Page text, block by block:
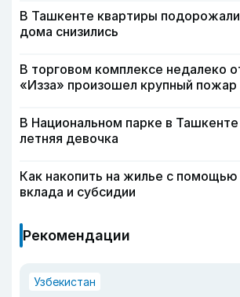
В Ташкенте квартиры
дома снизились
В торговом комплексе недалеко
«Изза» произошел крупный пожар
В Национальном парке в
летняя девочка
Как накопить на жилье с помощью
вклада и субсидии
Рекомендации
Узбекистан